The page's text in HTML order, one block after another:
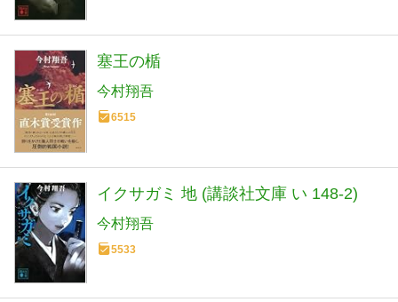
塞王の楯
今村翔吾
6515
イクサガミ 地 (講談社文庫 い 148-2)
今村翔吾
5533